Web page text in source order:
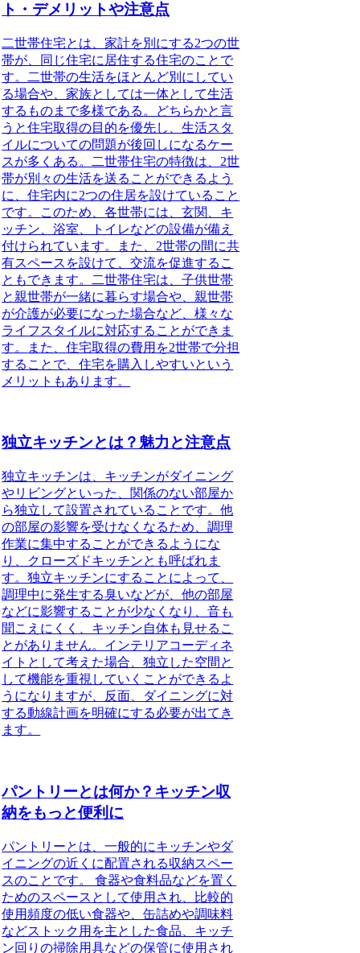
ト・デメリットや注意点
二世帯住宅とは、家計を別にする2つの世
帯が、同じ住宅に居住する住宅のことで
す。
二世帯の生活をほとんど別にしてい
る場合や、家族としては一体として生活
するものまで多様である。どちらかと言
うと住宅取得の目的を優先し、生活スタ
イルについての問題が後回しになるケー
スが多くある。
二世帯住宅の特徴は、2世
帯が別々の生活を送ることができるよう
に、住宅内に2つの住居を設けていること
です。
このため、各世帯には、玄関、キ
ッチン、浴室、トイレなどの設備が備え
付けられています。また、2世帯の間に共
有スペースを設けて、交流を促進するこ
ともできます。
二世帯住宅は、子供世帯
と親世帯が一緒に暮らす場合や、親世帯
が介護が必要になった場合など、様々な
ライフスタイルに対応することができま
す。
また、住宅取得の費用を2世帯で分担
することで、住宅を購入しやすいという
メリットもあります。
独立キッチンとは？魅力と注意点
独立キッチンは、キッチンがダイニング
やリビングといった、関係のない部屋か
ら独立して設置されていることです。他
の部屋の影響を受けなくなるため、調理
作業に集中することができるようにな
り、クローズドキッチンとも呼ばれま
す。独立キッチンにすることによって、
調理中に発生する臭いなどが、他の部屋
などに影響することが少なくなり、音も
聞こえにくく、キッチン自体も見せるこ
とがありません。インテリアコーディネ
イトとして考えた場合、独立した空間と
して機能を重視していくことができるよ
うになりますが、反面、ダイニングに対
する動線計画を明確にする必要が出てき
ます。
パントリーとは何か？キッチン収
納をもっと便利に
パントリーとは、一般的にキッチンやダ
イニングの近くに配置される収納スペー
スのことです。
食器や食料品などを置く
ためのスペースとして使用され、比較的
使用頻度の低い食器や、缶詰めや調味料
などストック用を主とした食品、キッチ
ン回りの掃除用具などの保管に使用され